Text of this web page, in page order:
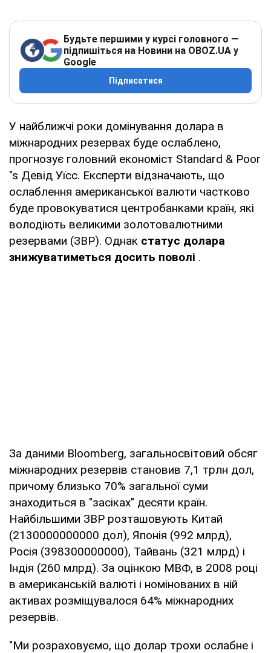
Будьте першими у курсі головного —
підпишіться на Новини на OBOZ.UA у
Google
Підписатися
У найближчі роки домінування долара в
міжнародних резервах буде ослаблено,
прогнозує головний економіст Standard & Poor
"s Девід Уїсс. Експерти відзначають, що
ослаблення американської валюти частково
буде провокуватися центробанками країн, які
володіють великими золотовалютними
резервами (ЗВР). Однак статус долара
знижуватиметься досить поволі .
За даними Bloomberg, загальносвітовий обсяг
міжнародних резервів становив 7,1 трлн дол,
причому близько 70% загальної суми
знаходиться в "засіках" десяти країн.
Найбільшими ЗВР розташовують Китай
(2130000000000 дол), Японія (992 млрд),
Росія (398300000000), Тайвань (321 млрд) і
Індія (260 млрд). За оцінкою МВФ, в 2008 році
в американській валюті і номінованих в ній
активах розміщувалося 64% міжнародних
резервів.
"Ми розраховуємо, що долар трохи ослабне і